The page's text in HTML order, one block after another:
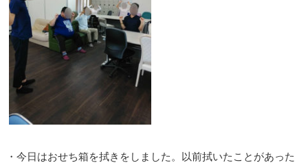
・今日はおせち箱を拭きをしました。以前拭いたことがあった